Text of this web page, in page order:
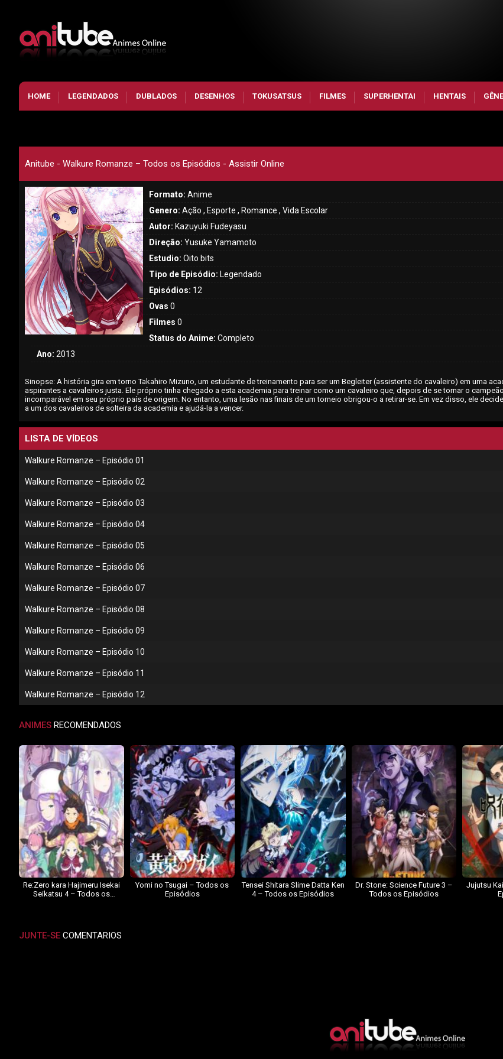
HOME LEGENDADOS DUBLADOS DESENHOS TOKUSATSUS FILMES SUPERHENTAI HENTAIS
Anitube - Walkure Romanze – Todos os Episódios - Assistir Online
Formato: Anime
Genero: Ação , Esporte , Romance , Vida Escolar
Autor: Kazuyuki Fudeyasu
Direção: Yusuke Yamamoto
Estudio: Oito bits
Tipo de Episódio: Legendado
Episódios: 12
Ovas 0
Filmes 0
Status do Anime: Completo
Ano: 2013
Sinopse: A história gira em torno Takahiro Mizuno, um estudante de treinamento para ser um Begleiter (assistente do cavaleiro) em uma
aspirantes a cavaleiros justa. Ele próprio tinha chegado a esta academia para treinar como um cavaleiro que, depois de se tornar o
incomparável em seu próprio país de origem. No entanto, uma lesão nas finais de um torneio obrigou-o a retirar-se. Em vez disso, ele
a um dos cavaleiros de solteira da academia e ajudá-la a vencer.
LISTA DE VÍDEOS
Walkure Romanze – Episódio 01
Walkure Romanze – Episódio 02
Walkure Romanze – Episódio 03
Walkure Romanze – Episódio 04
Walkure Romanze – Episódio 05
Walkure Romanze – Episódio 06
Walkure Romanze – Episódio 07
Walkure Romanze – Episódio 08
Walkure Romanze – Episódio 09
Walkure Romanze – Episódio 10
Walkure Romanze – Episódio 11
Walkure Romanze – Episódio 12
ANIMES RECOMENDADOS
Re:Zero kara Hajimeru Isekai
Seikatsu 4 – Todos os
Yomi no Tsugai – Todos os
Episódios
Tensei Shitara Slime Datta Ken
4 – Todos os Episódios
Dr. Stone: Science Future 3 –
Todos os Episódios
Jujutsu
JUNTE-SE COMENTARIOS